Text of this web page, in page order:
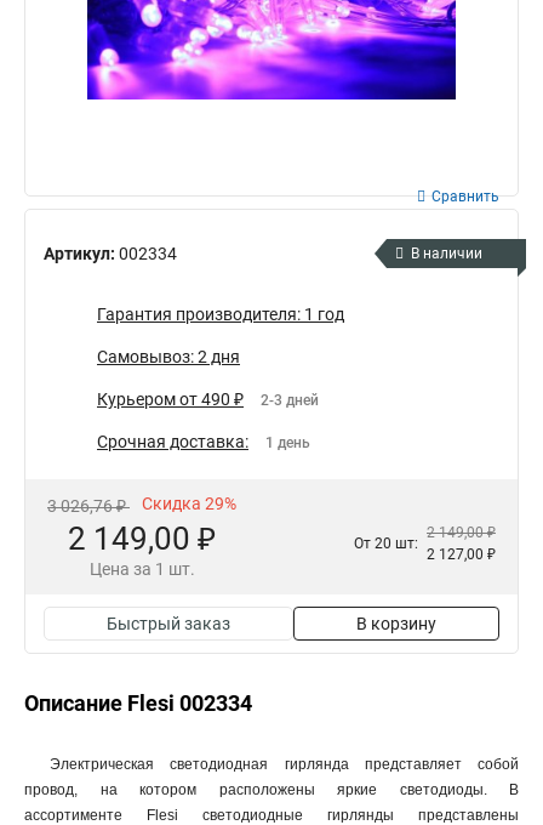
Артикул: 002334
Сравнить
В наличии
Гарантия производителя: 1 год
Самовывоз: 2 дня
Курьером от 490 ₽ 2-3 дней
Срочная доставка: 1 день
3 026,76 ₽ Скидка 29%
2 149,00 ₽
Цена за 1 шт.
От 20 шт:
2 149,00 ₽
2 127,00 ₽
Быстрый заказ В корзину
Описание Flesi 002334
Электрическая светодиодная гирлянда представляет собой
провод, на котором расположены яркие светодиоды. В
ассортименте Flesi светодиодные гирлянды представлены